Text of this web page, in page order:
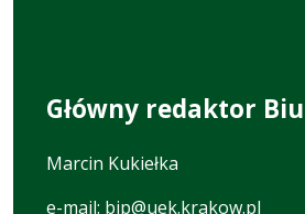
Główny redaktor
Marcin Kukiełka
e-mail: bip@uek.krakow.pl